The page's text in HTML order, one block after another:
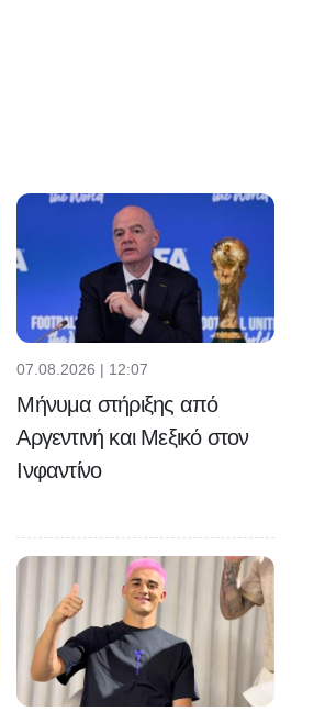
07.08.2026 | 12:07
Μήνυμα στήριξης από
Αργεντινή και Μεξικό στον
Ινφαντίνο